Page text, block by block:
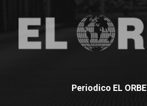
Periodico EL ORBE